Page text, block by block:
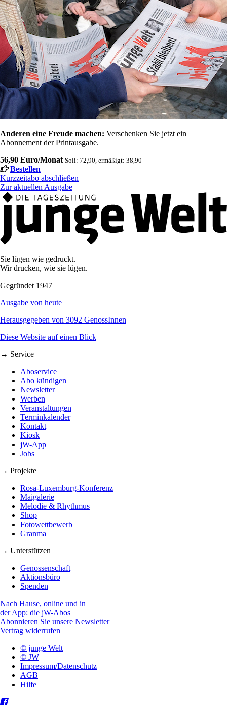
Anderen eine Freude machen: Verschenken Sie jetzt ein
Abonnement der Printausgabe.
56,90 Euro/Monat Soli: 72,90, ermäßigt: 38,90
Bestellen
Kurzzeitabo abschließen
Zur aktuellen Ausgabe
Sie lügen wie gedruckt.
Wir drucken, wie sie lügen.
Gegründet 1947
Ausgabe von heute
Herausgegeben von 3092 GenossInnen
Diese Website auf einen Blick
→ Service
Aboservice
Abo kündigen
Newsletter
Werben
Veranstaltungen
Terminkalender
Kontakt
Kiosk
jW-App
Jobs
→ Projekte
Rosa-Luxemburg-Konferenz
Maigalerie
Melodie & Rhythmus
Shop
Fotowettbewerb
Granma
→ Unterstützen
Genossenschaft
Aktionsbüro
Spenden
Nach Hause, online und in
der App: die jW-Abos
Abonnieren Sie unsere Newsletter
Vertrag widerrufen
© junge Welt
© JW
Impressum/Datenschutz
AGB
Hilfe